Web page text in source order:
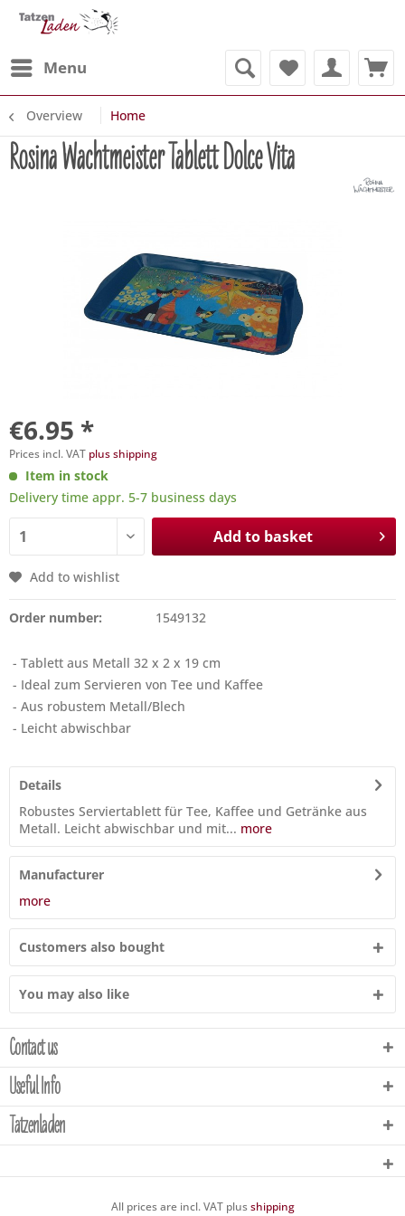
Menu
Overview Home
Rosina Wachtmeister Tablett Dolce Vita
€6.95 *
Prices incl. VAT plus shipping
Item in stock
Delivery time appr. 5-7 business days
Add to basket
Add to wishlist
Order number: 1549132
- Tablett aus Metall 32 x 2 x 19 cm
- Ideal zum Servieren von Tee und Kaffee
- Aus robustem Metall/Blech
- Leicht abwischbar
Details
Robustes Serviertablett für Tee, Kaffee und Getränke aus
Metall. Leicht abwischbar und mit... more
Manufacturer
more
Customers also bought
You may also like
Contact us
Useful Info
Tatzenladen
All prices are incl. VAT plusshipping